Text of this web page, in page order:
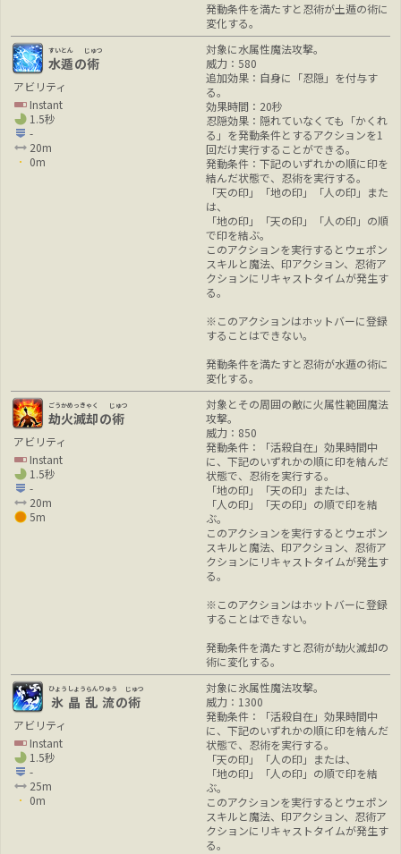
発動条件を満たすと忍術が土遁の術に
変化する。
水遁
すいとん
の術
じゅつ
アビリティ
Instant
1.5秒
-
20m
0m
対象に水属性魔法攻撃。
威力：580
追加効果：自身に「忍隠」を付与す
る。
効果時間：20秒
忍隠効果：隠れていなくても「かくれ
る」を発動条件とするアクションを1
回だけ実行することができる。
発動条件：下記のいずれかの順に印を
結んだ状態で、忍術を実行する。
「天の印」「地の印」「人の印」また
は、
「地の印」「天の印」「人の印」の順
で印を結ぶ。
このアクションを実行するとウェポン
スキルと魔法、印アクション、忍術ア
クションにリキャストタイムが発生す
る。
※このアクションはホットバーに登録
することはできない。
発動条件を満たすと忍術が水遁の術に
変化する。
劫火滅却
ごうかめっきゃく
の術
じゅつ
アビリティ
Instant
1.5秒
-
20m
5m
対象とその周囲の敵に火属性範囲魔法
攻撃。
威力：850
発動条件：「活殺自在」効果時間中
に、下記のいずれかの順に印を結んだ
状態で、忍術を実行する。
「地の印」「天の印」または、
「人の印」「天の印」の順で印を結
ぶ。
このアクションを実行するとウェポン
スキルと魔法、印アクション、忍術ア
クションにリキャストタイムが発生す
る。
※このアクションはホットバーに登録
することはできない。
発動条件を満たすと忍術が劫火滅却の
術に変化する。
氷晶乱流
ひょうしょうらんりゅう
の術
じゅつ
アビリティ
Instant
1.5秒
-
25m
0m
対象に氷属性魔法攻撃。
威力：1300
発動条件：「活殺自在」効果時間中
に、下記のいずれかの順に印を結んだ
状態で、忍術を実行する。
「天の印」「人の印」または、
「地の印」「人の印」の順で印を結
ぶ。
このアクションを実行するとウェポン
スキルと魔法、印アクション、忍術ア
クションにリキャストタイムが発生す
る。